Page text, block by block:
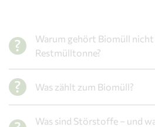
Warum gehört Biomüll nicht
Restmülltonne?
Was zählt zum Biomüll?
Was sind Störstoffe – und